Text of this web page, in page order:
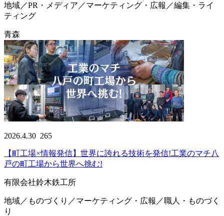
地域／PR・メディア／マーケティング・広報／編集・ライ
ティング
青森
2026.4.30 265
【町工場×情報発信】世界に誇れる技術を発信!工業のマチ八
戸の町工場から世界へ挑む!
有限会社鈴木鉄工所
地域／ものづくり／マーケティング・広報／職人・ものづく
り